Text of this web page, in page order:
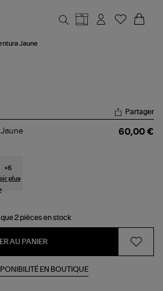
Jaune
Partager
60,00 €
+6
plus
que 2 pièces en stock
AU PANIER
EN BOUTIQUE